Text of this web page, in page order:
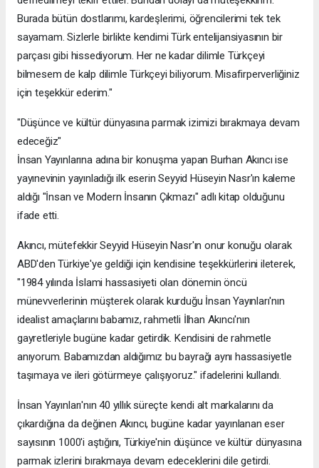
Burada bütün dostlarımı, kardeşlerimi, öğrencilerimi tek tek
sayamam. Sizlerle birlikte kendimi Türk entelijansiyasının bir
parçası gibi hissediyorum. Her ne kadar dilimle Türkçeyi
bilmesem de kalp dilimle Türkçeyi biliyorum. Misafirperverliğiniz
için teşekkür ederim."
"Düşünce ve kültür dünyasına parmak izimizi bırakmaya devam
edeceğiz"
İnsan Yayınlarına adına bir konuşma yapan Burhan Akıncı ise
yayınevinin yayınladığı ilk eserin Seyyid Hüseyin Nasr'ın kaleme
aldığı "İnsan ve Modern İnsanın Çıkmazı" adlı kitap olduğunu
ifade etti.
Akıncı, mütefekkir Seyyid Hüseyin Nasr'ın onur konuğu olarak
ABD'den Türkiye'ye geldiği için kendisine teşekkürlerini ileterek,
"1984 yılında İslami hassasiyeti olan dönemin öncü
münevverlerinin müşterek olarak kurduğu İnsan Yayınları'nın
idealist amaçlarını babamız, rahmetli İlhan Akıncı'nın
gayretleriyle bugüne kadar getirdik. Kendisini de rahmetle
anıyorum. Babamızdan aldığımız bu bayrağı aynı hassasiyetle
taşımaya ve ileri götürmeye çalışıyoruz." ifadelerini kullandı.
İnsan Yayınları'nın 40 yıllık süreçte kendi alt markalarını da
çıkardığına da değinen Akıncı, bugüne kadar yayınlanan eser
sayısının 1000'i aştığını, Türkiye'nin düşünce ve kültür dünyasına
parmak izlerini bırakmaya devam edeceklerini dile getirdi.